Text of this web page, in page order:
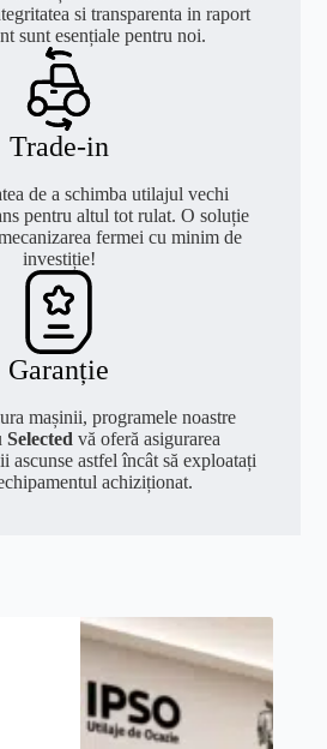
si transparenta in raport
sunt esențiale pentru noi.
Trade-in
de a schimba utilajul vechi
pentru altul tot rulat. O soluție
fermei cu minim de
investiție!
Garanție
mașinii, programele noastre
Selected vă oferă asigurarea
astfel încât să exploatați
achiziționat.